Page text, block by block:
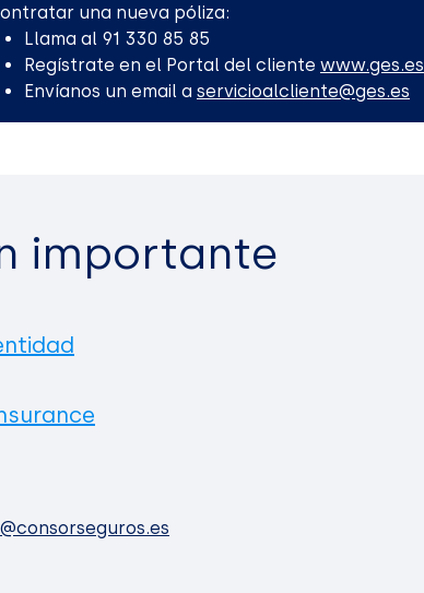
una nueva póliza:
Llama al 91 330 85 85
Regístrate en el Portal del cliente www.ges.es
Envíanos un email a servicioalcliente@ges.es
importante